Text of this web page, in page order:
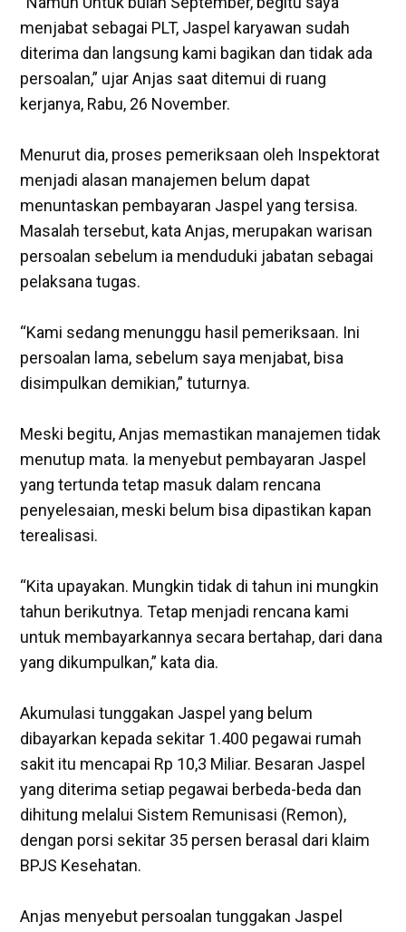
menjabat sebagai PLT, Jaspel karyawan sudah
diterima dan langsung kami bagikan dan tidak ada
persoalan,” ujar Anjas saat ditemui di ruang
kerjanya, Rabu, 26 November.
‎Menurut dia, proses pemeriksaan oleh Inspektorat
menjadi alasan manajemen belum dapat
menuntaskan pembayaran Jaspel yang tersisa.
Masalah tersebut, kata Anjas, merupakan warisan
persoalan sebelum ia menduduki jabatan sebagai
pelaksana tugas.
‎“Kami sedang menunggu hasil pemeriksaan. Ini
persoalan lama, sebelum saya menjabat, bisa
disimpulkan demikian,” tuturnya.
‎Meski begitu, Anjas memastikan manajemen tidak
menutup mata. Ia menyebut pembayaran Jaspel
yang tertunda tetap masuk dalam rencana
penyelesaian, meski belum bisa dipastikan kapan
terealisasi.
‎“Kita upayakan. Mungkin tidak di tahun ini mungkin
tahun berikutnya. Tetap menjadi rencana kami
untuk membayarkannya secara bertahap, dari dana
yang dikumpulkan,” kata dia.
‎Akumulasi tunggakan Jaspel yang belum
dibayarkan kepada sekitar 1.400 pegawai rumah
sakit itu mencapai Rp 10,3 Miliar. Besaran Jaspel
yang diterima setiap pegawai berbeda-beda dan
dihitung melalui Sistem Remunisasi (Remon),
dengan porsi sekitar 35 persen berasal dari klaim
BPJS Kesehatan.
‎Anjas menyebut persoalan tunggakan Jaspel